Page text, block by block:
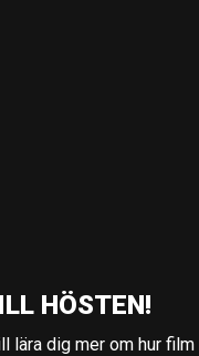
HÖSTEN!
lära dig mer om hur film